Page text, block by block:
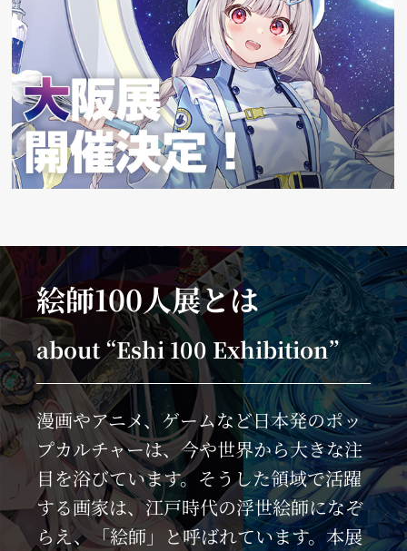
絵師100人展とは
about “Eshi 100 Exhibition”
漫画やアニメ、ゲームなど日本発のポッ
プカルチャーは、今や世界から大きな注
目を浴びています。そうした領域で活躍
する画家は、江戸時代の浮世絵師になぞ
らえ、「絵師」と呼ばれています。本展